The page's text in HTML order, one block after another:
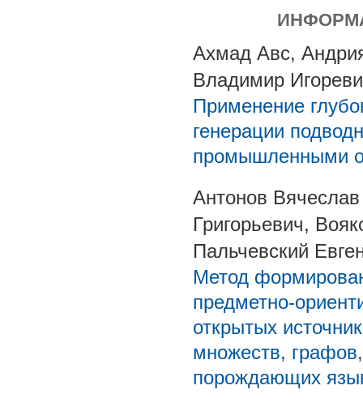
Ахмад Авс,
Владимир
Применение
генерации
промышленными
Антонов
Григорьевич,
Пальчевский
Метод
предметно-
открытых
множеств,
порождающих